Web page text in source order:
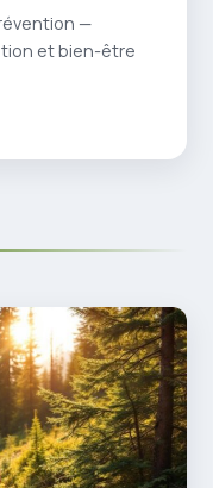
—
et bien-être